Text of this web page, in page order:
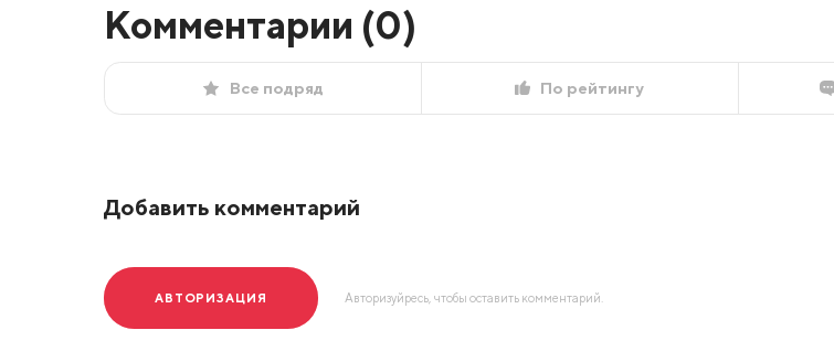
Комментарии (0)
Все подряд По рейтингу
Добавить комментарий
АВТОРИЗАЦИЯ Авторизуйресь, чтобы оставить комментарий.